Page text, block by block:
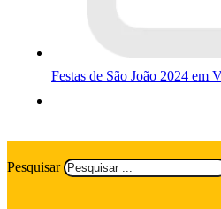
Festas de São João 2024 em
Pesquisar